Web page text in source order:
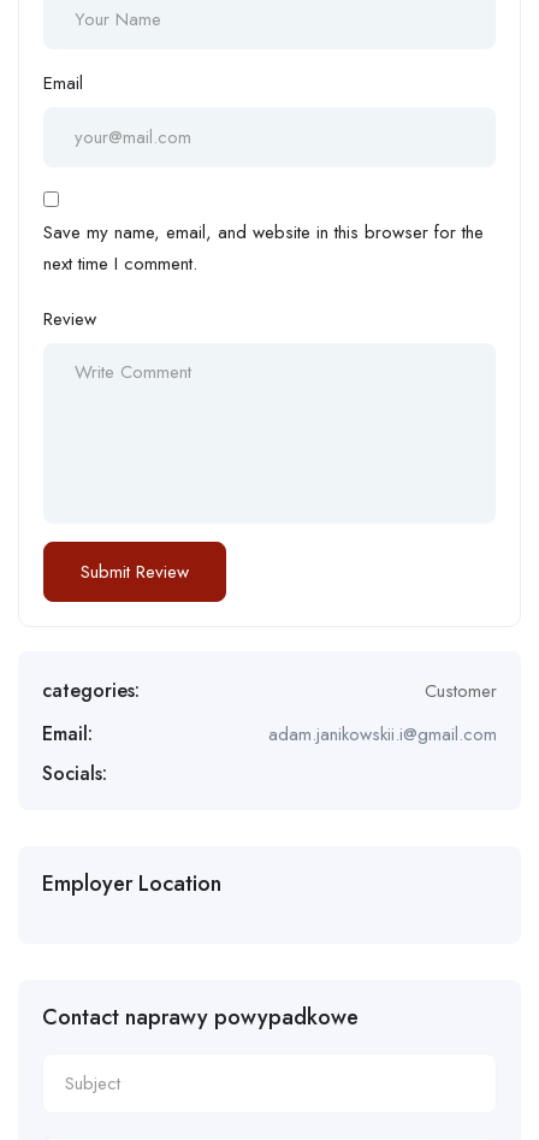
Email
Save my name, email, and website in this browser for the
next time I comment.
Review
categories: Customer
Email: adam.janikowskii.i@gmail.com
Socials:
Employer Location
Contact naprawy powypadkowe